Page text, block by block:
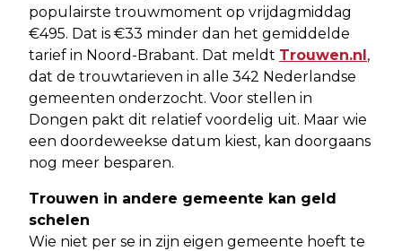
populairste trouwmoment op vrijdagmiddag
€495. Dat is €33 minder dan het gemiddelde
tarief in Noord-Brabant. Dat meldt Trouwen.nl,
dat de trouwtarieven in alle 342 Nederlandse
gemeenten onderzocht. Voor stellen in
Dongen pakt dit relatief voordelig uit. Maar wie
een doordeweekse datum kiest, kan doorgaans
nog meer besparen.
Trouwen in andere gemeente kan geld
schelen
Wie niet per se in zijn eigen gemeente hoeft te